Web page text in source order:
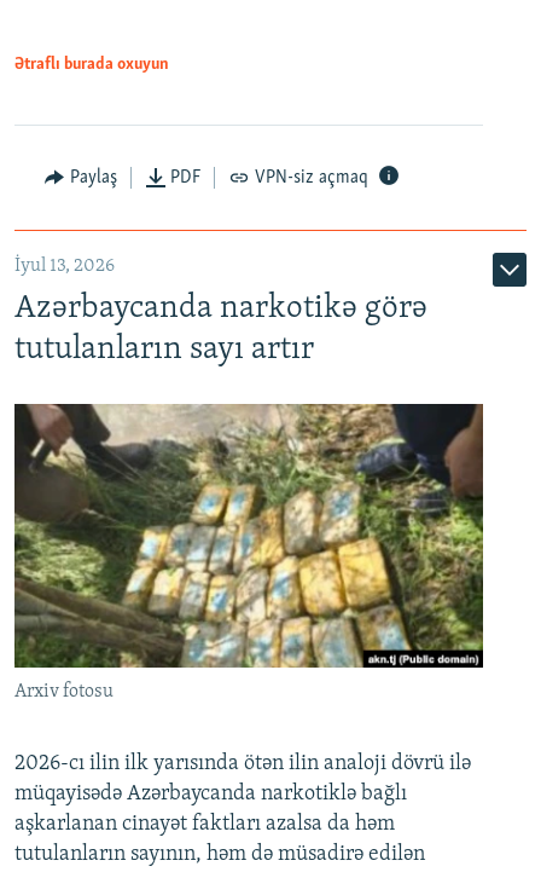
Ətraflı burada oxuyun
Paylaş PDF VPN-siz açmaq
İyul 13, 2026
Azərbaycanda narkotikə görə
tutulanların sayı artır
Arxiv fotosu
2026-cı ilin ilk yarısında ötən ilin analoji dövrü ilə
müqayisədə Azərbaycanda narkotiklə bağlı
aşkarlanan cinayət faktları azalsa da həm
tutulanların sayının, həm də müsadirə edilən